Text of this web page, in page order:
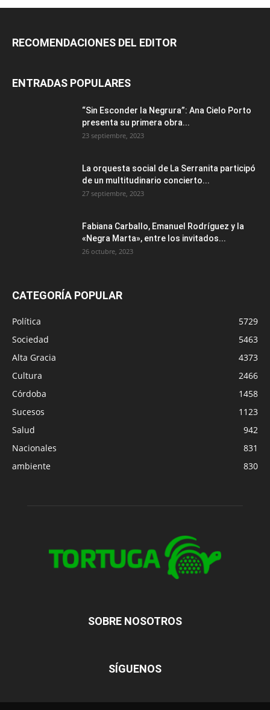
RECOMENDACIONES DEL EDITOR
ENTRADAS POPULARES
“Sin Esconder la Negrura”: Ana Cielo Porto
presenta su primera obra...
23 septiembre, 2023
La orquesta social de La Serranita participó
de un multitudinario concierto...
27 septiembre, 2023
Fabiana Carballo, Emanuel Rodríguez y la
«Negra Marta», entre los invitados...
26 octubre, 2023
CATEGORÍA POPULAR
Política
5729
Sociedad
5463
Alta Gracia
4373
Cultura
2466
Córdoba
1458
Sucesos
1123
Salud
942
Nacionales
831
ambiente
830
SOBRE NOSOTROS
SÍGUENOS